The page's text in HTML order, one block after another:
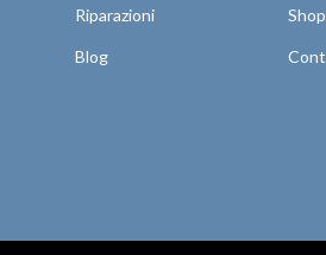
Riparazioni Shop
Blog